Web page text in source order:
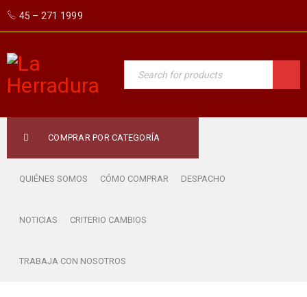
45 – 271 1999
COMPRAR POR CATEGORÍA
QUIÉNES SOMOS CÓMO COMPRAR DESPACHO
NOTICIAS CRITERIO CAMBIOS
TRABAJA CON NOSOTROS